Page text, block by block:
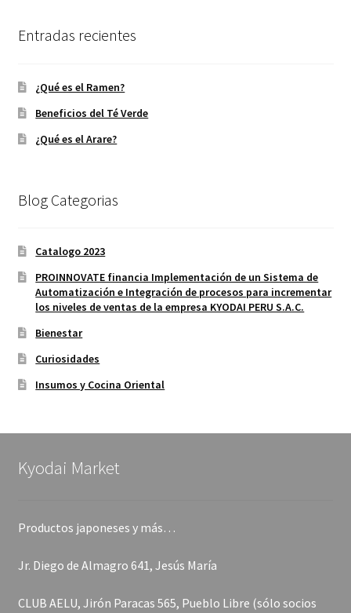
Entradas recientes
¿Qué es el Ramen?
Beneficios del Té Verde
¿Qué es el Arare?
Blog Categorias
Catalogo 2023
PROINNOVATE financia Implementación de un Sistema de
Automatización e Integración de procesos para incrementar
los niveles de ventas de la empresa KYODAI PERU S.A.C.
Bienestar
Curiosidades
Insumos y Cocina Oriental
Kyodai Market
Productos japoneses y más…
Jr. Diego de Almagro 641, Jesús María
CLUB AELU, Jirón Paracas 565, Pueblo Libre (sólo socios